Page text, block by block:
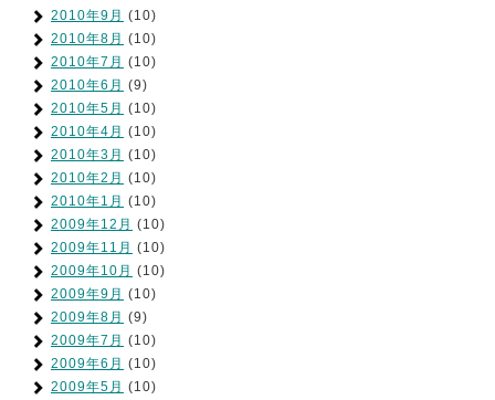
2010年9月 (10)
2010年8月 (10)
2010年7月 (10)
2010年6月 (9)
2010年5月 (10)
2010年4月 (10)
2010年3月 (10)
2010年2月 (10)
2010年1月 (10)
2009年12月 (10)
2009年11月 (10)
2009年10月 (10)
2009年9月 (10)
2009年8月 (9)
2009年7月 (10)
2009年6月 (10)
2009年5月 (10)